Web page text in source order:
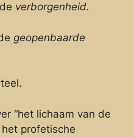
verborgenheid.
geopenbaarde
“het lichaam van de
het profetische